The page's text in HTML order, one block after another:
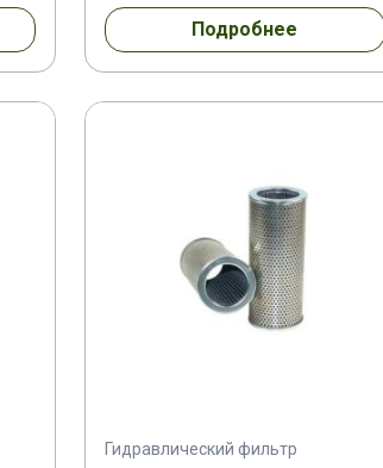
Подробнее
Гидравлический фильтр